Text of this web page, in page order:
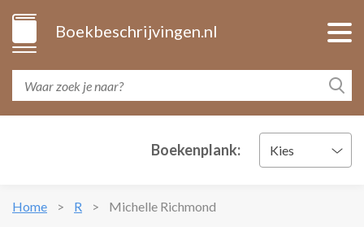
Boekbeschrijvingen.nl
Boekenplank: Kies
Home R Michelle Richmond